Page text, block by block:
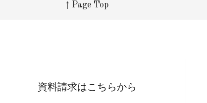
↑ Page Top
資料請求はこちらから